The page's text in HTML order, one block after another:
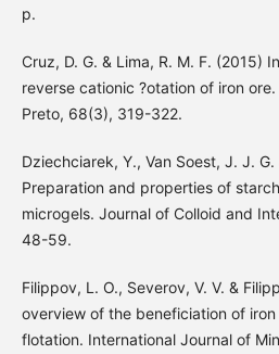
p.
Cruz, D. G. & Lima, R. M. F. (2015)
reverse cationic ?otation of iron ore.
Preto, 68(3), 319-322.
Dziechciarek, Y., Van Soest, J. J.
Preparation and properties of
microgels. Journal of Colloid and
48-59.
Filippov, L. O., Severov, V. V. &
overview of the beneficiation of
flotation. International Journal of